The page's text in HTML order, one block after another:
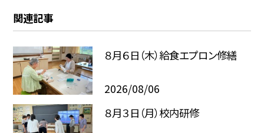
関連記事
８月６日（木）給食エプロン修繕
2026/08/06
８月３日（月）校内研修